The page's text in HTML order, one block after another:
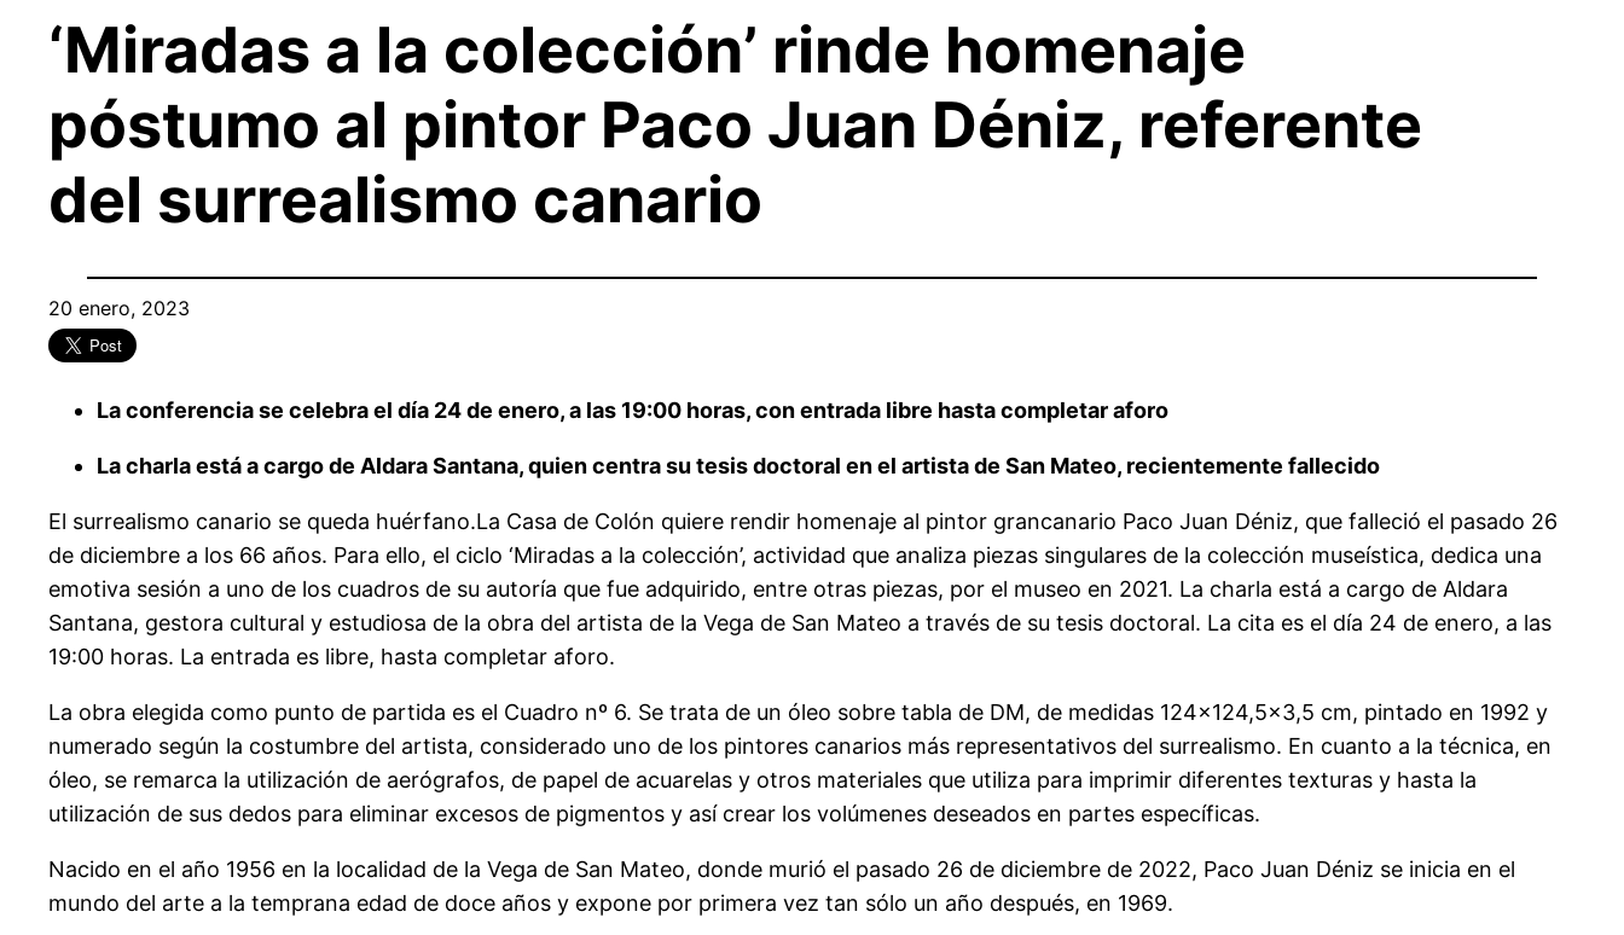
‘Miradas a la colección’ rinde homenaje
póstumo al pintor Paco Juan Déniz, referente
del surrealismo canario
20 enero, 2023
La conferencia se celebra el día 24 de enero, a las 19:00 horas, con entrada libre hasta completar aforo
La charla está a cargo de Aldara Santana, quien centra su tesis doctoral en el artista de San Mateo, recientemente fallecido
El surrealismo canario se queda huérfano.La Casa de Colón quiere rendir homenaje al pintor grancanario Paco Juan Déniz, que falleció el pasado 26
de diciembre a los 66 años. Para ello, el ciclo ‘Miradas a la colección’, actividad que analiza piezas singulares de la colección museística, dedica una
emotiva sesión a uno de los cuadros de su autoría que fue adquirido, entre otras piezas, por el museo en 2021. La charla está a cargo de Aldara
Santana, gestora cultural y estudiosa de la obra del artista de la Vega de San Mateo a través de su tesis doctoral. La cita es el día 24 de enero, a las
19:00 horas. La entrada es libre, hasta completar aforo.
La obra elegida como punto de partida es el Cuadro nº 6. Se trata de un óleo sobre tabla de DM, de medidas 124×124,5×3,5 cm, pintado en 1992 y
numerado según la costumbre del artista, considerado uno de los pintores canarios más representativos del surrealismo. En cuanto a la técnica, en
óleo, se remarca la utilización de aerógrafos, de papel de acuarelas y otros materiales que utiliza para imprimir diferentes texturas y hasta la
utilización de sus dedos para eliminar excesos de pigmentos y así crear los volúmenes deseados en partes específicas.
Nacido en el año 1956 en la localidad de la Vega de San Mateo, donde murió el pasado 26 de diciembre de 2022, Paco Juan Déniz se inicia en el
mundo del arte a la temprana edad de doce años y expone por primera vez tan sólo un año después, en 1969.